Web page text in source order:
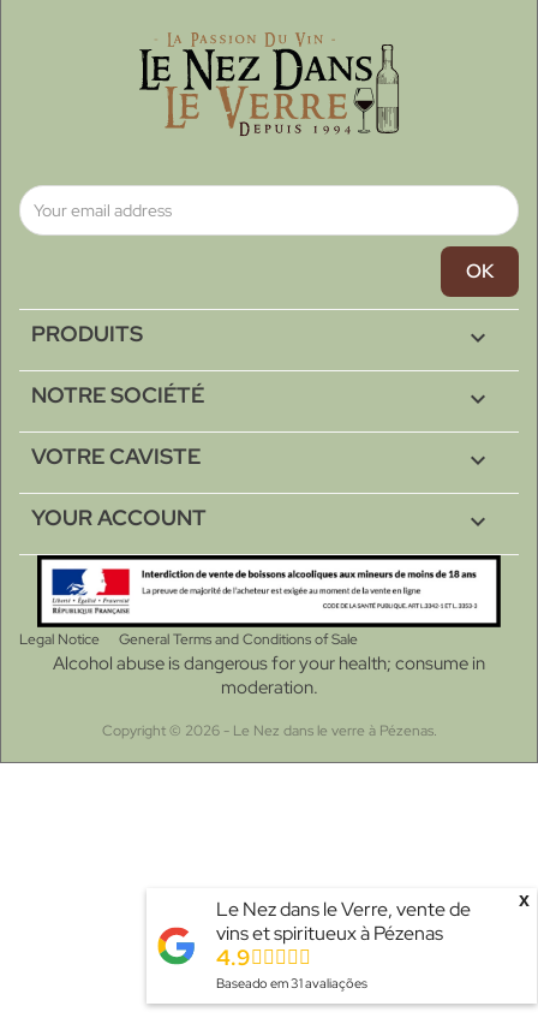
PRODUITS 
NOTRE SOCIÉTÉ 
VOTRE CAVISTE 
YOUR ACCOUNT 
Legal Notice General Terms and Conditions of Sale
Alcohol abuse is dangerous for your health; consume in
moderation.
Copyright © 2026 - Le Nez dans le verre à Pézenas.
Le Nez dans le Verre, vente de
vins et spiritueux à Pézenas
4.9
Baseado em31avaliações
x